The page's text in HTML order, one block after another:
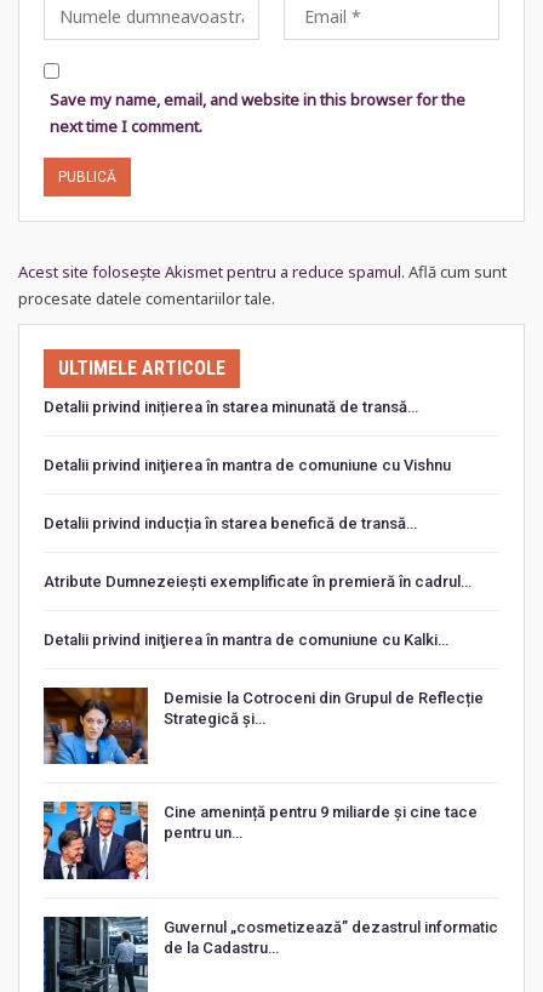
Save my name, email, and website in this browser for the
next time I comment.
Acest site folosește Akismet pentru a reduce spamul. Află cum sunt
procesate datele comentariilor tale.
ULTIMELE ARTICOLE
Detalii privind inițierea în starea minunată de transă…
Detalii privind iniţierea în mantra de comuniune cu Vishnu
Detalii privind inducția în starea benefică de transă…
Atribute Dumnezeiești exemplificate în premieră în cadrul…
Detalii privind iniţierea în mantra de comuniune cu Kalki…
Demisie la Cotroceni din Grupul de Reflecție
Strategică și…
Cine amenință pentru 9 miliarde și cine tace
pentru un…
Guvernul „cosmetizează” dezastrul informatic
de la Cadastru…